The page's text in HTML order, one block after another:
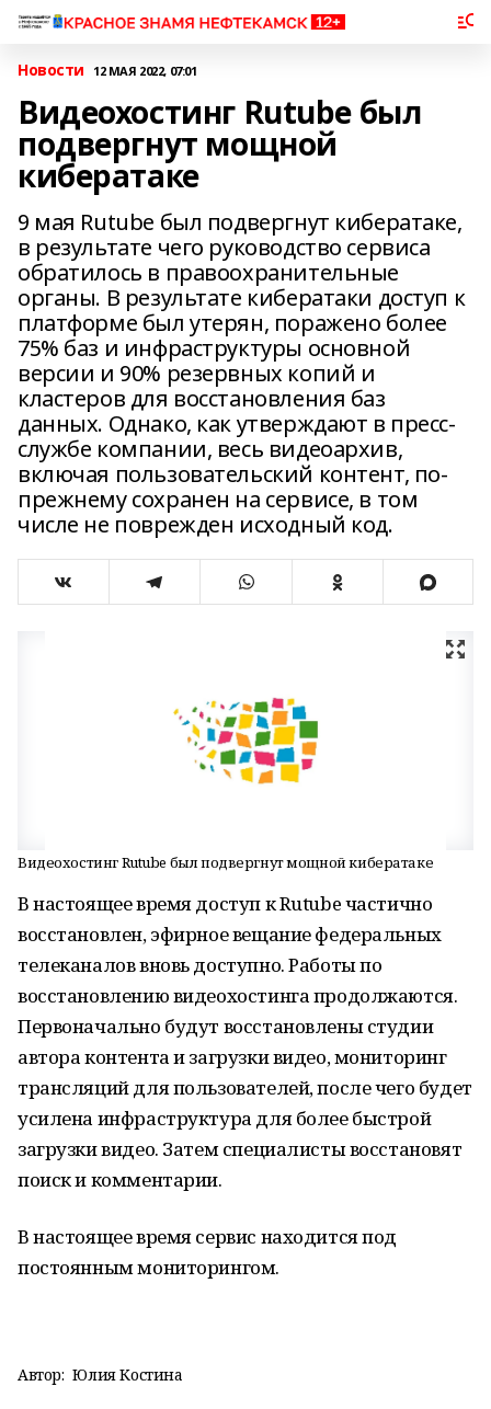
Новости 12 МАЯ 2022, 07:01
Видеохостинг Rutube был
подвергнут мощной
кибератаке
9 мая Rutube был подвергнут кибератаке,
в результате чего руководство сервиса
обратилось в правоохранительные
органы. В результате кибератаки доступ к
платформе был утерян, поражено более
75% баз и инфраструктуры основной
версии и 90% резервных копий и
кластеров для восстановления баз
данных. Однако, как утверждают в пресс-
службе компании, весь видеоархив,
включая пользовательский контент, по-
прежнему сохранен на сервисе, в том
числе не поврежден исходный код.
Видеохостинг Rutube был подвергнут мощной кибератаке
В настоящее время доступ к Rutube частично
восстановлен, эфирное вещание федеральных
телеканалов вновь доступно. Работы по
восстановлению видеохостинга продолжаются.
Первоначально будут восстановлены студии
автора контента и загрузки видео, мониторинг
трансляций для пользователей, после чего будет
усилена инфраструктура для более быстрой
загрузки видео. Затем специалисты восстановят
поиск и комментарии.
В настоящее время сервис находится под
постоянным мониторингом.
Автор: Юлия Костина